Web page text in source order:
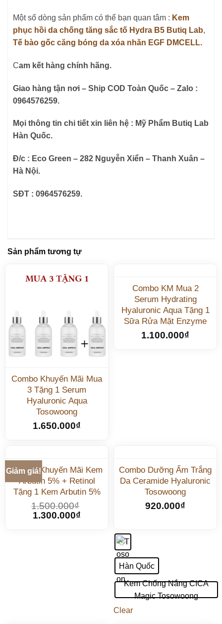
Một số dòng sản phẩm có thể bạn quan tâm : Kem
phục hồi da chống tăng sắc tố Hydra B5 Butiq Lab,
Tế bào gốc căng bóng da xóa nhăn EGF DMCELL.
Cam kết hàng chính hãng.
Giao hàng tận nơi – Ship COD Toàn Quốc – Zalo :
0964576259.
Mọi thông tin chi tiết xin liên hệ : Mỹ Phẩm Butiq Lab
Hàn Quốc.
Đ/c : Eco Green – 282 Nguyễn Xiển – Thanh Xuân –
Hà Nội.
SĐT : 0964576259.
Sản phẩm tương tự
Combo Khuyến Mãi Mua
3 Tặng 1 Serum
Hyaluronic Aqua
Tosowoong
1.650.000₫
Combo KM Mua 2
Serum Hydrating
Hyaluronic Aqua Tặng 1
Sữa Rửa Mặt Enzyme
1.100.000₫
Giảm giá!
Combo Khuyến Mãi Kem
Arbutin 5% + Retinol
Tặng 1 Kem Arbutin 5%
1.500.000₫
1.300.000₫
Combo Dưỡng Ẩm Trắng
Da Ceramide Hyaluronic
Tosowoong
920.000₫
Hàn Quốc
Kem Chống Nắng CICA
Magic Tosowoong
Clear